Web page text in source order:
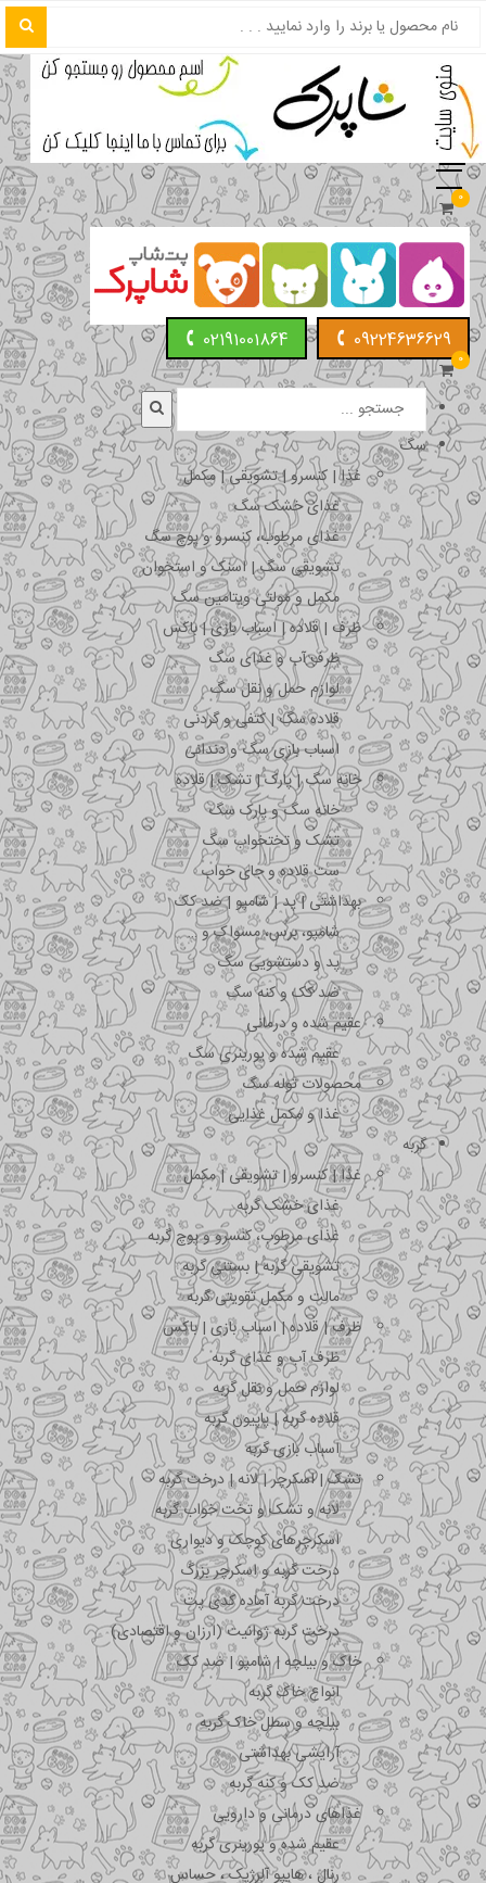
0
09224636629
02191001864
0
سگ
غذا | کنسرو | تشویقی | مکمل
غذای خشک سگ
غذای مرطوب، کنسرو و پوچ سگ
تشویقی سگ | اسنک و استخوان
مکمل و مولتی ویتامین سگ
ظرف | قلاده | اسباب بازی | باکس
ظرف آب و غذای سگ
لوازم حمل و نقل سگ
قلاده سگ | کتفی و گردنی
اسباب بازی سگ و دندانی
خانه سگ | پارک | تشک | قلاده
خانه سگ و پارک سگ
تشک و تختخواب سگ
ست قلاده و جای خواب
بهداشتی | پد | شامپو | ضد کک
شامپو، برس، مسواک و …
پد و دستشویی سگ
ضد کک و کنه سگ
عقیم شده و درمانی
عقیم شده و یورینری سگ
محصولات توله سگ
غذا و مکمل غذایی
گربه
غذا | کنسرو | تشویقی | مکمل
غذای خشک گربه
غذای مرطوب، کنسرو و پوچ گربه
تشویقی گربه | بستنی گربه
مالت و مکمل تقویتی گربه
ظرف | قلاده | اسباب بازی | باکس
ظرف آب و غذای گربه
لوازم حمل و نقل گربه
قلاده گربه | پاپیون گربه
اسباب بازی گربه
تشک | اسکرچر | لانه | درخت گربه
لانه و تشک و تخت خواب گربه
اسکرچرهای کوچک و دیواری
درخت گربه و اسکرچر بزرگ
درخت گربه آماده کدی پت
درخت گربه ژوانیت (ارزان و اقتصادی)
خاک و بیلچه | شامپو | ضد کک
انواع خاک گربه
بیلچه و سطل خاک گربه
آرایشی بهداشتی
ضد کک و کنه گربه
غذاهای درمانی و دارویی
عقیم شده و یورینری گربه
رنال ، هایپو آلرژیک ، حساس